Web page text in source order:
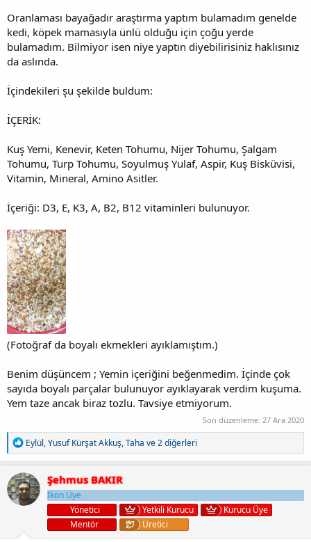
Oranlaması bayağadır araştırma yaptım bulamadım genelde
kedi, köpek mamasıyla ünlü olduğu için çoğu yerde
bulamadım. Bilmiyor isen niye yaptın diyebilirisiniz haklısınız
da aslında.
İçindekileri şu şekilde buldum:
İÇERİK:
Kuş Yemi, Kenevir, Keten Tohumu, Nijer Tohumu, Şalgam
Tohumu, Turp Tohumu, Soyulmuş Yulaf, Aspir, Kuş Bisküvisi,
Vitamin, Mineral, Amino Asitler.
İçeriği: D3, E, K3, A, B2, B12 vitaminleri bulunuyor.
(Fotoğraf da boyalı ekmekleri ayıklamıştım.)
Benim düşüncem ; Yemin içeriğini beğenmedim. İçinde çok
sayıda boyalı parçalar bulunuyor ayıklayarak verdim kuşuma.
Yem taze ancak biraz tozlu. Tavsiye etmiyorum.
Son düzenleme: 27 Ara 2020
T
e
p
k
i
l
e
Eylül,Yusuf Kürşat Akkuş,Taha ve 2 diğerleri
Şehmus BAKIR
İkon Üye
Yönetici
Yetkili Kurucu
Kurucu Üye
Mentör
Üretici